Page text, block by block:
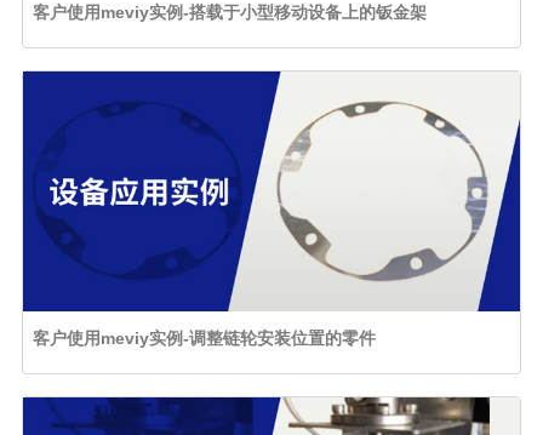
客户使用meviy实例-搭载于小型移动设备上的钣金架
客户使用meviy实例-调整链轮安装位置的零件